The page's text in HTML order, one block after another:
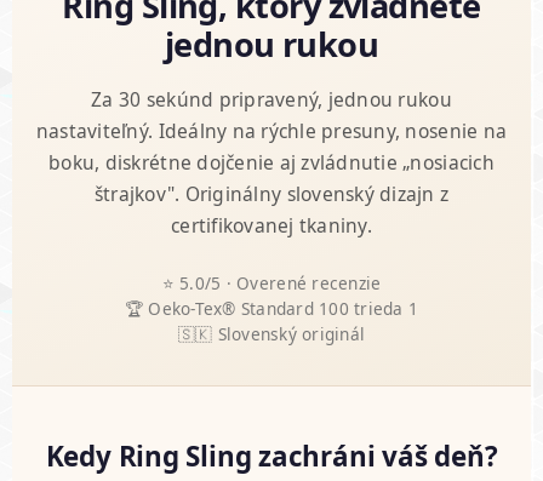
jednou rukou
Za 30 sekúnd pripravený, jednou rukou
nastaviteľný. Ideálny na rýchle presuny, nosenie na
boku, diskrétne dojčenie aj zvládnutie „nosiacich
štrajkov". Originálny slovenský dizajn z
certifikovanej tkaniny.
⭐ 5.0/5 · Overené recenzie
🏆 Oeko-Tex® Standard 100 trieda 1
🇸🇰 Slovenský originál
Kedy Ring Sling zachráni váš deň?